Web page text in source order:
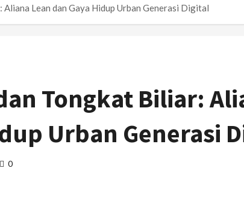
Lean dan Gaya Hidup Urban Generasi Digital
Tongkat Biliar:
Urban Generasi
0